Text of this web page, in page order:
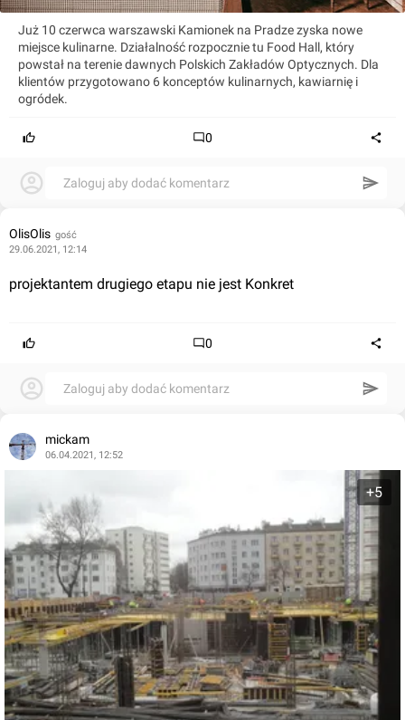
Już 10 czerwca warszawski Kamionek na Pradze zyska nowe
miejsce kulinarne. Działalność rozpocznie tu Food Hall, który
powstał na terenie dawnych Polskich Zakładów Optycznych. Dla
klientów przygotowano 6 konceptów kulinarnych, kawiarnię i
ogródek.
0
Zaloguj aby dodać komentarz
OlisOlis gość
29.06.2021, 12:14
projektantem drugiego etapu nie jest Konkret
0
Zaloguj aby dodać komentarz
mickam
06.04.2021, 12:52
+5